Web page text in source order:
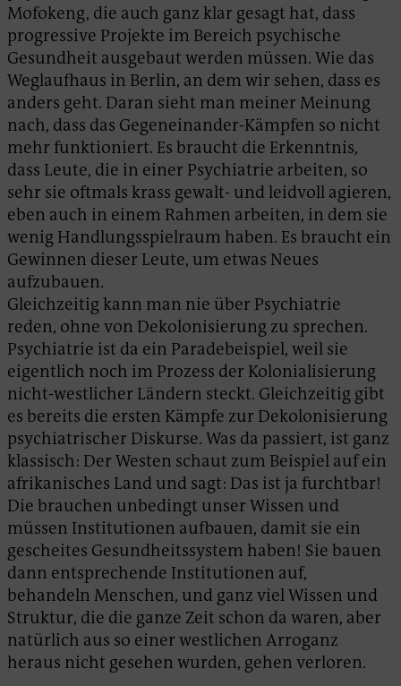
Mofokeng, die auch ganz klar gesagt hat, dass
progressive Projekte im Bereich psychische
Gesundheit ausgebaut werden müssen. Wie das
Weglaufhaus in Berlin, an dem wir sehen, dass es
anders geht. Daran sieht man meiner Meinung
nach, dass das Gegeneinander-Kämpfen so nicht
mehr funktioniert. Es braucht die Erkenntnis,
dass Leute, die in einer Psychiatrie arbeiten, so
sehr sie oftmals krass gewalt- und leidvoll agieren,
eben auch in einem Rahmen arbeiten, in dem sie
wenig Handlungsspielraum haben. Es braucht ein
Gewinnen dieser Leute, um etwas Neues
aufzubauen.
Gleichzeitig kann man nie über Psychiatrie
reden, ohne von Dekolonisierung zu sprechen.
Psychiatrie ist da ein Paradebeispiel, weil sie
eigentlich noch im Prozess der Kolonialisierung
nicht-westlicher Ländern steckt. Gleichzeitig gibt
es bereits die ersten Kämpfe zur Dekolonisierung
psychiatrischer Diskurse. Was da passiert, ist ganz
klassisch: Der Westen schaut zum Beispiel auf ein
afrikanisches Land und sagt: Das ist ja furchtbar!
Die brauchen unbedingt unser Wissen und
müssen Institutionen aufbauen, damit sie ein
gescheites Gesundheitssystem haben! Sie bauen
dann entsprechende Institutionen auf,
behandeln Menschen, und ganz viel Wissen und
Struktur, die die ganze Zeit schon da waren, aber
natürlich aus so einer westlichen Arroganz
heraus nicht gesehen wurden, gehen verloren.